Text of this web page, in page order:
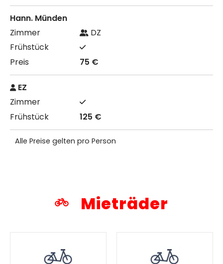
Hann. Münden
DZ
75 €
EZ
125 €
Alle Preise gelten pro Person
Mieträder